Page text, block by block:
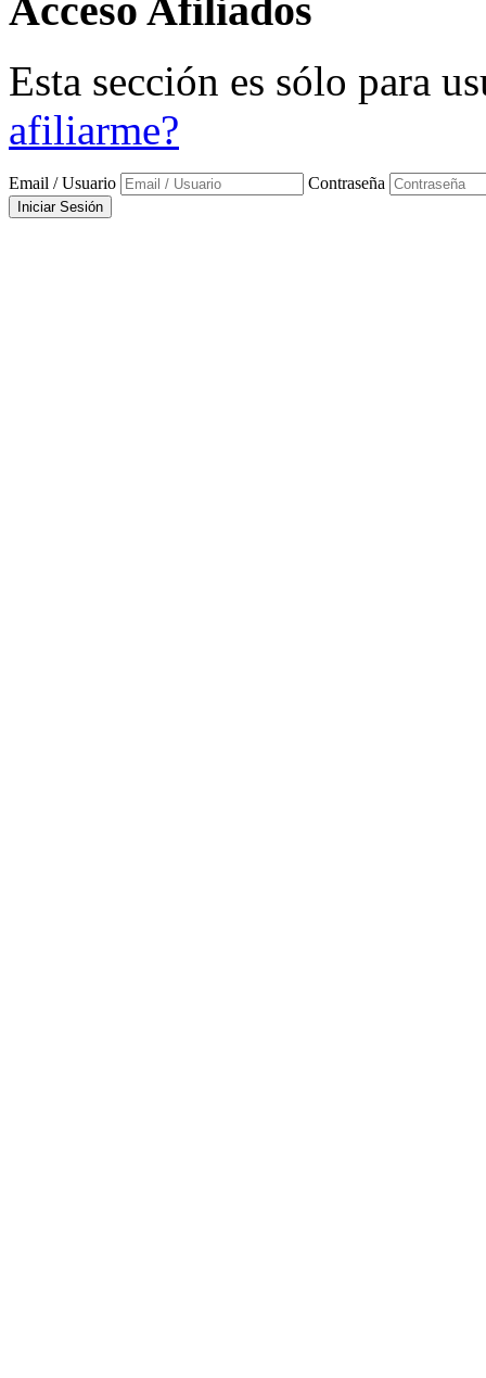
Acceso Afiliados
Esta sección es sólo para
afiliarme?
Email / Usuario Contraseña
Iniciar Sesión